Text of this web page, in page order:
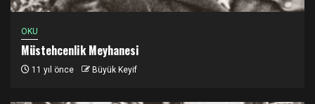
OKU
Müstehcenlik Meyhanesi
11 yıl önce Büyük Keyif